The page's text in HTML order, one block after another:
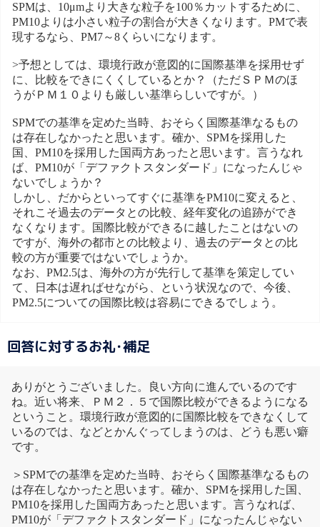
SPMは、10μmより大きな粒子を100％カットするために、
PM10よりは小さい粒子の割合が大きくなります。PMで表
現するなら、PM7～8くらいになります。
>予想としては、環境行政が意図的に国際基準を採用せず
に、比較をできにくくしているとか？（ただＳＰＭのほ
うがＰＭ１０よりも厳しい基準らしいですが。）
SPMでの基準を定めた当時、おそらく国際基準なるもの
は存在しなかったと思います。確か、SPMを採用した
国、PM10を採用した国両方あったと思います。言うなれ
ば、PM10が「デファクトスタンダード」になったんじゃ
ないでしょうか？
しかし、だからといってすぐに基準をPM10に変えると、
それこそ過去のデータとの比較、経年変化の追跡ができ
なくなります。国際比較ができるに越したことはないの
ですが、海外の都市との比較より、過去のデータとの比
較の方が重要ではないでしょうか。
なお、PM2.5は、海外の方が先行して基準を策定してい
て、日本は遅ればせながら、という状況なので、今後、
PM2.5についての国際比較は容易にできるでしょう。
回答に対するお礼･補足
ありがとうございました。良い方向に進んでいるのです
ね。近い将来、ＰＭ２．５で国際比較ができるようになる
ということ。環境行政が意図的に国際比較をできなくして
いるのでは、などとかんぐってしまうのは、どうも悪い癖
です。
＞SPMでの基準を定めた当時、おそらく国際基準なるもの
は存在しなかったと思います。確か、SPMを採用した国、
PM10を採用した国両方あったと思います。言うなれば、
PM10が「デファクトスタンダード」になったんじゃない